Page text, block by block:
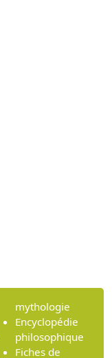
mythologie
Encyclopédie
philosophique
Fiches de